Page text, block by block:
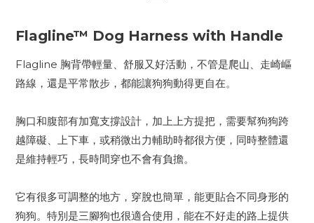
Flagline™ Dog Harness with Handle
Flagline 胸背帶輕量、舒服又好活動，不管是爬山、走崎嶇
路線，還是平常散步，都能讓狗狗動得更自在。
胸口和腹部有加寬支撐設計，加上上方提把，需要幫狗狗跨
越障礙、上下車，或稍微出力輔助時都很方便，同時整體還
是維持輕巧，長時間穿也不會有負擔。
它有很多可調整的地方，穿脫也簡單，能更貼合不同身形的
狗狗。特別是三腳狗也很適合使用，能在不好走的路上提供